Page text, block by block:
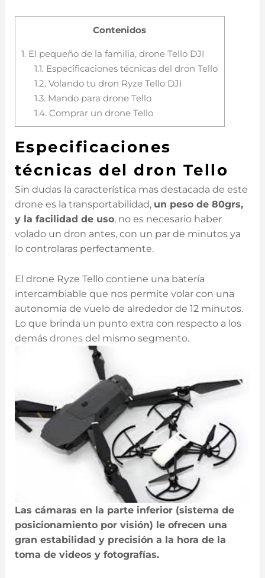
Contenidos
1.El pequeño de la familia, drone Tello DJI
1.1. Especificaciones técnicas del dron Tello
1.2. Volando tu dron Ryze Tello DJI
1.3. Mando para drone Tello
1.4. Comprar un drone Tello
Especificaciones
técnicas del dron Tello
Sin dudas la característica mas destacada de este
drone es la transportabilidad, un peso de 80grs,
y la facilidad de uso, no es necesario haber
volado un dron antes, con un par de minutos ya
lo controlaras perfectamente.
El drone Ryze Tello contiene una batería
intercambiable que nos permite volar con una
autonomía de vuelo de alrededor de 12 minutos.
Lo que brinda un punto extra con respecto a los
demás dronesdel mismo segmento.
Las cámaras en la parte inferior (sistema de
posicionamiento por visión) le ofrecen una
gran estabilidad y precisión a la hora de la
toma de videos y fotografías.